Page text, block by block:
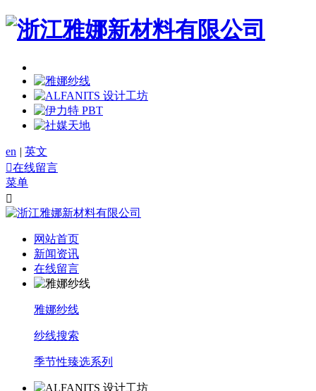
en | 英文
在线留言
菜单

网站首页
新闻资讯
在线留言
雅娜纱线
纱线搜索
季节性臻选系列